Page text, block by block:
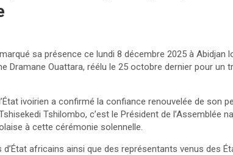
sa présence ce lundi 8 décembre 2025 à Abidjan
Dramane Ouattara, réélu le 25 octobre dernier pour un
ivoirien a confirmé la confiance renouvelée de son
Tshilombo, c’est le Président de l’Assemblée
à cette cérémonie solennelle.
africains ainsi que des représentants venus des